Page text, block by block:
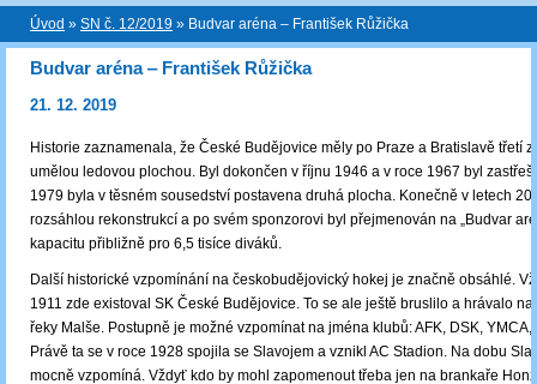
Úvod » SN č. 12/2019 » Budvar aréna ‒ František Růžička
Budvar aréna ‒ František Růžička
21. 12. 2019
Historie zaznamenala, že České Budějovice měly po Praze a Bratislavě třetí
umělou ledovou plochou. Byl dokončen v říjnu 1946 a v roce 1967 byl
1979 byla v těsném sousedství postavena druhá plocha. Konečně v letech
rozsáhlou rekonstrukcí a po svém sponzorovi byl přejmenován na „Budvar
kapacitu přibližně pro 6,5 tisíce diváků.
Další historické vzpomínání na českobudějovický hokej je značně obsáhlé.
1911 zde existoval SK České Budějovice. To se ale ještě bruslilo a hrávalo
řeky Malše. Postupně je možné vzpomínat na jména klubů: AFK, DSK, YMCA,
Právě ta se v roce 1928 spojila se Slavojem a vznikl AC Stadion. Na dobu
mocně vzpomíná. Vždyť kdo by mohl zapomenout třeba jen na brankaře